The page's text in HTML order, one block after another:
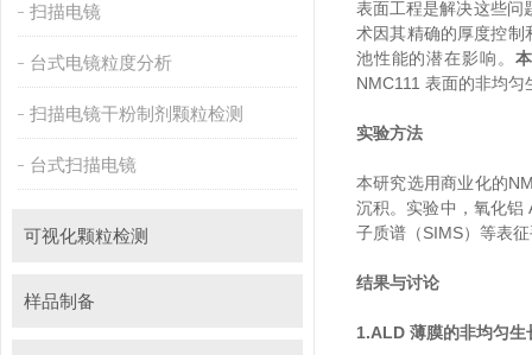
扫描电镜
台式电镜粒度分析
扫描电镜干粉制剂颗粒检测
台式扫描电镜
可视化颗粒检测
样品制备
表面工程是解决这些问
术因其精确的厚度控制和
池性能的潜在影响。
NMC111 表面的非均匀生
实验方法
本研究选用商业化的
沉积。实验中
子质谱（SIMS）等表征
结果与讨论
1.ALD 薄膜的非均匀生